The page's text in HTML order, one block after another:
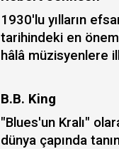
1930'lu yılların
tarihindeki en
hâlâ müzisyenlere
B.B. King
"Blues'un Kralı"
dünya çapında